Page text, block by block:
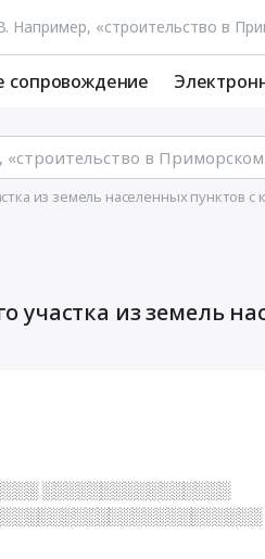
сопровождение
из земель населенных пунктов с
участка из земель
░░░░░░░░░░░░░░░░